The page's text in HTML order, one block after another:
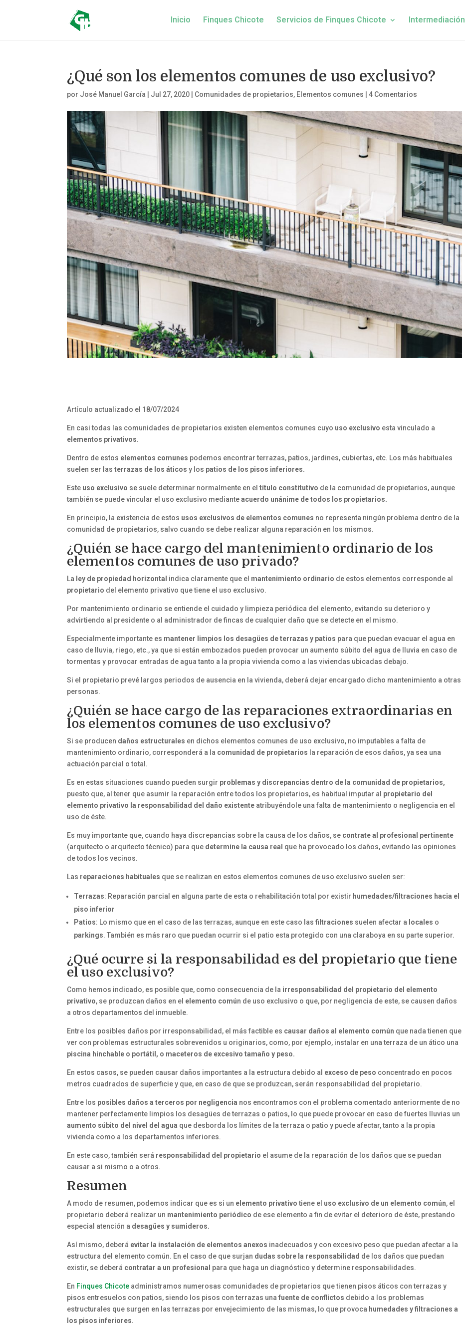
Inicio Finques Chicote Servicios de Finques Chicote Intermediación
¿Qué son los elementos comunes de uso exclusivo?
por José Manuel García Jul 27, 2020 Comunidades de propietarios, Elementos comunes |4 Comentarios
Artículo actualizado el 18/07/2024
En casi todas las comunidades de propietarios existen elementos comunes cuyo uso exclusivo esta vinculado a
elementos privativos.
Dentro de estos elementos comunes podemos encontrar terrazas, patios, jardines, cubiertas, etc. Los más habituales
suelen ser lasterrazas de los áticosy los patios de los pisos inferiores.
Este uso exclusivo se suele determinar normalmente en eltítulo constitutivo de la comunidad de propietarios, aunque
también se puede vincular el uso exclusivo medianteacuerdo unánime de todos los propietarios.
En principio, la existencia de estos usos exclusivos de elementos comunes no representa ningún problema dentro de la
comunidad de propietarios, salvo cuando se debe realizar alguna reparación en los mismos.
¿Quién se hace cargo del mantenimiento ordinario de los
elementos comunes de uso privado?
La ley de propiedad horizontal indica claramente que el mantenimiento ordinario de estos elementos corresponde al
propietario del elemento privativo que tiene el uso exclusivo.
Por mantenimiento ordinario se entiende el cuidado y limpieza periódica del elemento, evitando su deterioro y
advirtiendo al presidente o al administrador de fincas de cualquier daño que se detecte en el mismo.
Especialmente importante es mantener limpios los desagües de terrazas y patios para que puedan evacuar el agua en
caso de lluvia, riego, etc., ya que si están embozados pueden provocar un aumento súbito del agua de lluvia en caso de
tormentas y provocar entradas de agua tanto a la propia vivienda como a las viviendas ubicadas debajo.
Si el propietario prevé largos periodos de ausencia en la vivienda, deberá dejar encargado dicho mantenimiento a otras
personas.
¿Quién se hace cargo de las reparaciones extraordinarias en
los elementos comunes de uso exclusivo?
Si se producen daños estructurales en dichos elementos comunes de uso exclusivo, no imputables a falta de
mantenimiento ordinario, corresponderá a la comunidad de propietarios la reparación de esos daños, ya sea una
actuación parcial o total.
Es en estas situaciones cuando pueden surgir problemas y discrepancias dentro de la comunidad de propietarios,
puesto que, al tener que asumir la reparación entre todos los propietarios, es habitual imputar al propietario del
elemento privativo la responsabilidad del daño existente atribuyéndole una falta de mantenimiento o negligencia en el
uso de éste.
Es muy importante que, cuando haya discrepancias sobre la causa de los daños, se contrate al profesional pertinente
(arquitecto o arquitecto técnico) para que determine la causa real que ha provocado los daños, evitando las opiniones
de todos los vecinos.
Las reparaciones habituales que se realizan en estos elementos comunes de uso exclusivo suelen ser:
Terrazas: Reparación parcial en alguna parte de esta o rehabilitación total por existir humedades/filtraciones hacia el
piso inferior
Patios: Lo mismo que en el caso de las terrazas, aunque en este caso lasfiltraciones suelen afectar a locales o
parkings. También es más raro que puedan ocurrir si el patio esta protegido con una claraboya en su parte superior.
¿Qué ocurre si la responsabilidad es del propietario que tiene
el uso exclusivo?
Como hemos indicado, es posible que, como consecuencia de la irresponsabilidad del propietario del elemento
privativo, se produzcan daños en el elemento común de uso exclusivo o que, por negligencia de este, se causen daños
a otros departamentos del inmueble.
Entre los posibles daños por irresponsabilidad, el más factible es causar daños al elemento común que nada tienen que
ver con problemas estructurales sobrevenidos u originarios, como, por ejemplo, instalar en una terraza de un ático una
piscina hinchable o portátil, o maceteros de excesivo tamaño y peso.
En estos casos, se pueden causar daños importantes a la estructura debido al exceso de peso concentrado en pocos
metros cuadrados de superficie y que, en caso de que se produzcan, serán responsabilidad del propietario.
Entre los posibles daños a terceros por negligencia nos encontramos con el problema comentado anteriormente de no
mantener perfectamente limpios los desagües de terrazas o patios, lo que puede provocar en caso de fuertes lluvias un
aumento súbito del nivel del agua que desborda los límites de la terraza o patio y puede afectar, tanto a la propia
vivienda como a los departamentos inferiores.
En este caso, también será responsabilidad del propietario el asume de la reparación de los daños que se puedan
causar a si mismo o a otros.
Resumen
A modo de resumen, podemos indicar que es si un elemento privativotiene el uso exclusivo de un elemento común, el
propietario deberá realizar un mantenimiento periódico de ese elemento a fin de evitar el deterioro de éste, prestando
especial atención a desagües y sumideros.
Así mismo, deberá evitar la instalación de elementos anexos inadecuados y con excesivo peso que puedan afectar a la
estructura del elemento común. En el caso de que surjan dudas sobre la responsabilidad de los daños que puedan
existir, se deberá contratar a un profesional para que haga un diagnóstico y determine responsabilidades.
En Finques Chicote administramos numerosas comunidades de propietarios que tienen pisos áticos con terrazas y
pisos entresuelos con patios, siendo los pisos con terrazas unafuente de conflictos debido a los problemas
estructurales que surgen en las terrazas por envejecimiento de las mismas, lo que provoca humedades y filtraciones a
los pisos inferiores.